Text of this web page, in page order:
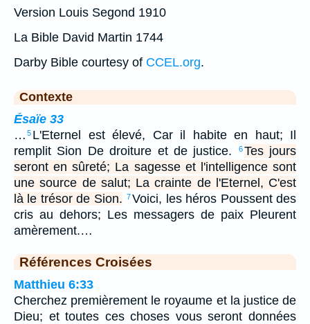
Version Louis Segond 1910
La Bible David Martin 1744
Darby Bible courtesy of CCEL.org.
Contexte
Ésaïe 33
… 5 L'Eternel est élevé, Car il habite en haut; Il
remplit Sion De droiture et de justice.
6Tes jours
seront en sûreté; La sagesse et l'intelligence sont
une source de salut; La crainte de l'Eternel, C'est
là le trésor de Sion.
7Voici, les héros Poussent des
cris au dehors; Les messagers de paix Pleurent
amèrement.…
Références Croisées
Matthieu 6:33
Cherchez premièrement le royaume et la justice de
Dieu; et toutes ces choses vous seront données